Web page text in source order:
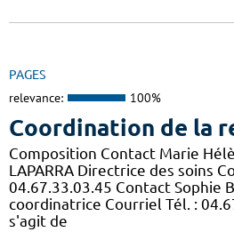
PAGES
relevance: 100%
Coordination de la
Composition Contact Marie
LAPARRA Directrice des soins
04.67.33.03.45 Contact Sophie
coordinatrice Courriel Tél. :
s'agit de